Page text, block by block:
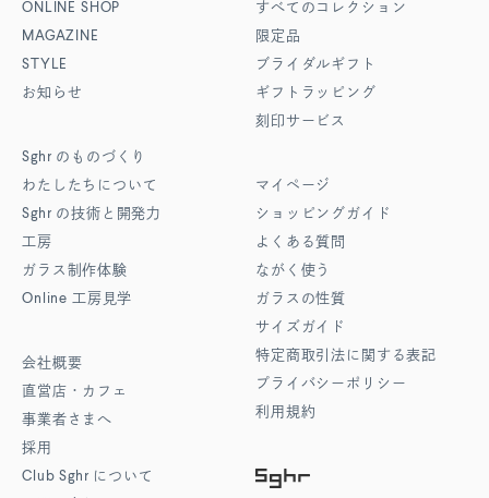
ONLINE SHOP
MAGAZINE
STYLE
お知らせ
Sghr のものづくり
わたしたちについて
Sghr の技術と開発力
工房
ガラス制作体験
Online 工房見学
会社概要
直営店・カフェ
事業者さまへ
採用
Club Sghr について
すべてのコレクション
限定品
ブライダルギフト
ギフトラッピング
刻印サービス
マイページ
ショッピングガイド
よくある質問
ながく使う
ガラスの性質
サイズガイド
特定商取引法に関する表記
プライバシーポリシー
利用規約